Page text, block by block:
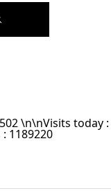
\n\nVisits today :
1189220